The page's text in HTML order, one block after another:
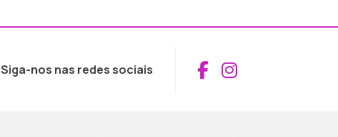
Siga-nos nas redes sociais Aceder ao
Aceder ao